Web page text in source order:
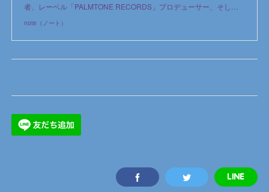
者、レーベル「PALMTONE RECORDS」プロデューサー、そし…
note（ノート）